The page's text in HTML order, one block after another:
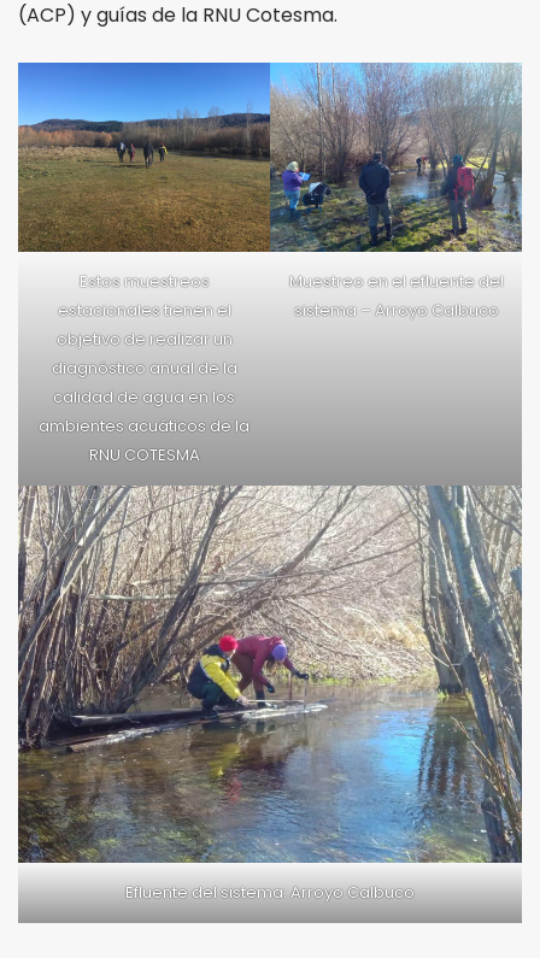
(ACP) y guías de la RNU Cotesma.
Estos muestreos
estacionales tienen el
objetivo de realizar un
diagnóstico anual de la
calidad de agua en los
ambientes acuáticos de la
RNU COTESMA
Muestreo en el efluente del
sistema – Arroyo Calbuco
Efluente del sistema: Arroyo Calbuco